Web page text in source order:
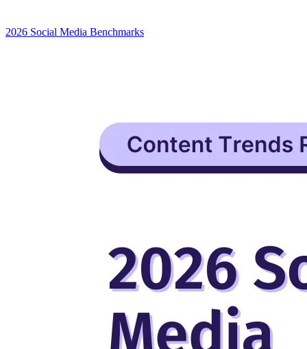
2026 Social Media Benchmarks